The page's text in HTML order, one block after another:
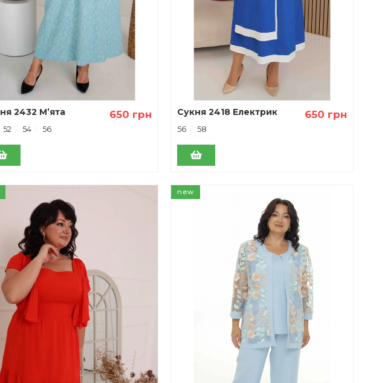
650 грн
2432 М’ята
52 54 56
650 грн
Сукня 2418 Електрик
56 58
new